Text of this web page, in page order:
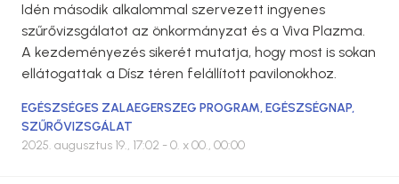
Idén második alkalommal szervezett ingyenes
szűrővizsgálatot az önkormányzat és a Viva Plazma.
A kezdeményezés sikerét mutatja, hogy most is sokan
ellátogattak a Dísz téren felállított pavilonokhoz.
EGÉSZSÉGES ZALAEGERSZEG PROGRAM,EGÉSZSÉGNAP,
SZŰRŐVIZSGÁLAT
2025. augusztus 19., 17:02 - 0. x 00., 00:00